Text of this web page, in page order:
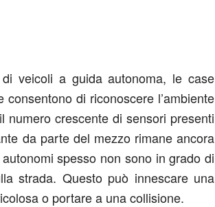
veicoli a guida autonoma, le case
di riconoscere l’ambiente
crescente di sensori presenti
da parte del mezzo rimane ancora
spesso non sono in grado di
strada. Questo può innescare una
o portare a una collisione.